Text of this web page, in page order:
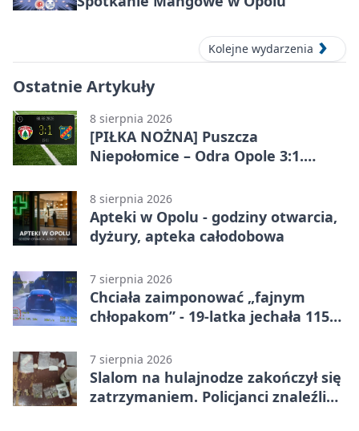
Kolejne wydarzenia
Ostatnie Artykuły
8 sierpnia 2026
[PIŁKA NOŻNA] Puszcza
Niepołomice – Odra Opole 3:1.
ligi
8 sierpnia 2026
Apteki w Opolu - godziny otwarcia,
dyżury, apteka całodobowa
7 sierpnia 2026
Chciała zaimponować „fajnym
chłopakom” - 19-latka jechała 115
7 sierpnia 2026
Slalom na hulajnodze zakończył się
zatrzymaniem. Policjanci znaleźli